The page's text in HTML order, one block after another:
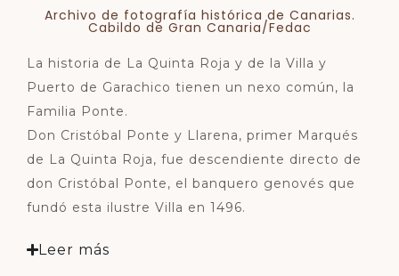
Archivo de fotografía histórica de Canarias.
Cabildo de Gran Canaria/Fedac
La historia de La Quinta Roja y de la Villa y
Puerto de Garachico tienen un nexo común, la
Familia Ponte.
Don Cristóbal Ponte y Llarena, primer Marqués
de La Quinta Roja, fue descendiente directo de
don Cristóbal Ponte, el banquero genovés que
fundó esta ilustre Villa en 1496.
Leer más